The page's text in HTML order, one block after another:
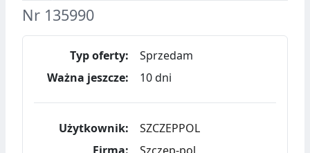
Nr 135990
Typ oferty:
Sprzedam
Ważna jeszcze:
10 dni
Użytkownik:
SZCZEPPOL